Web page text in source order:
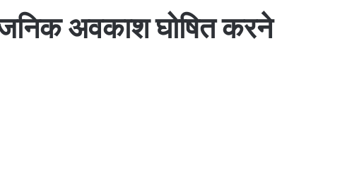
अवकाश घोषित करने